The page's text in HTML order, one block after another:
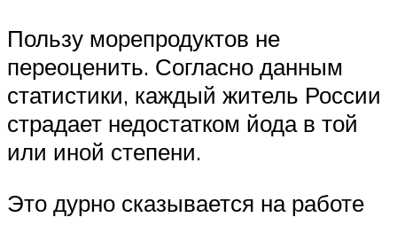
Пользу морепродуктов не
переоценить. Согласно данным
статистики, каждый житель России
страдает недостатком йода в той
или иной степени.
Это дурно сказывается на работе